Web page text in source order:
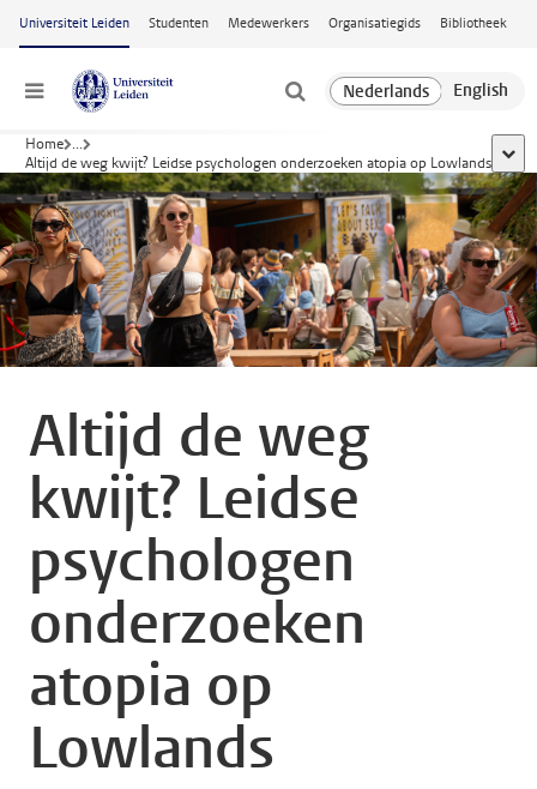
Ga naar hoofdinhoud
Universiteit Leiden Studenten Medewerkers Organisatiegids Bibliotheek
Menu
Home ...
Altijd de weg kwijt? Leidse psychologen onderzoeken atopia op Lowlands toon
Altijd de weg
kwijt? Leidse
psychologen
onderzoeken
atopia op
Lowlands